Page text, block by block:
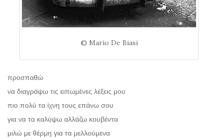
© Mario De Biasi
προσπαθώ
να διαγράψω τις ειπωμένες λέξεις μου
πιο πολύ τα ίχνη τους επάνω σου
για να τα καλύψω αλλάζω κουβέντα
μιλώ με θέρμη για τα μελλούμενα